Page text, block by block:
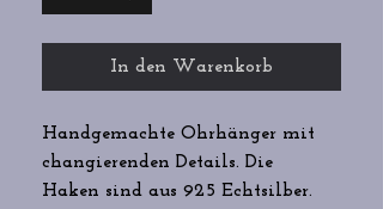
In den Warenkorb
Handgemachte Ohrhänger mit
changierenden Details. Die
Haken sind aus 925 Echtsilber.